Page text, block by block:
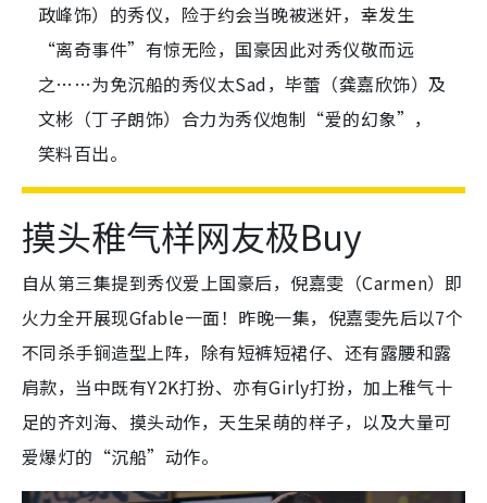
政峰饰）的秀仪，险于约会当晚被迷奸，幸发生
“离奇事件”有惊无险，国豪因此对秀仪敬而远
之……为免沉船的秀仪太Sad，毕蕾（龚嘉欣饰）及
文彬（丁子朗饰）合力为秀仪炮制“爱的幻象”，
笑料百出。
摸头稚气样网友极Buy
自从第三集提到秀仪爱上国豪后，倪嘉雯（Carmen）即
火力全开展现Gfable一面！昨晚一集，倪嘉雯先后以7个
不同杀手锏造型上阵，除有短裤短裙仔、还有露腰和露
肩款，当中既有Y2K打扮、亦有Girly打扮，加上稚气十
足的齐刘海、摸头动作，天生呆萌的样子，以及大量可
爱爆灯的“沉船”动作。